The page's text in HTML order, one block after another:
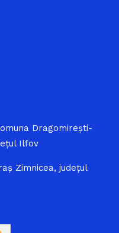
Dragomireşti-
Ilfov
Zimnicea, județul